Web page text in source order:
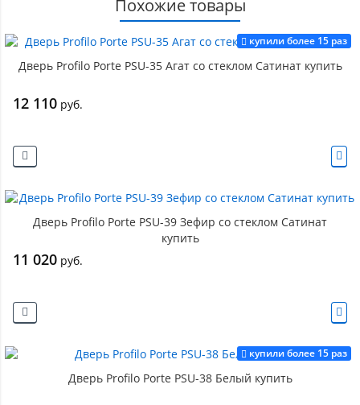
Похожие товары
купили более 15 раз
Дверь Profilo Porte PSU-35 Агат со стеклом Сатинат купить
12 110 руб.
Дверь Profilo Porte PSU-39 Зефир со стеклом Сатинат
купить
11 020 руб.
купили более 15 раз
Дверь Profilo Porte PSU-38 Белый купить